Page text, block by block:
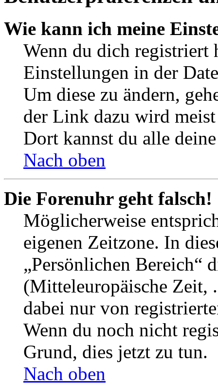
Wie kann ich meine
Wenn du dich registriert
Einstellungen in der
Um diese zu ändern,
der Link dazu wird
Dort kannst du alle
Nach oben
Die Forenuhr geht falsch!
Möglicherweise
eigenen Zeitzone. In
„Persönlichen Bereich“
(Mitteleuropäische Zeit,
dabei nur von
Wenn du noch nicht
Grund, dies jetzt zu tun.
Nach oben